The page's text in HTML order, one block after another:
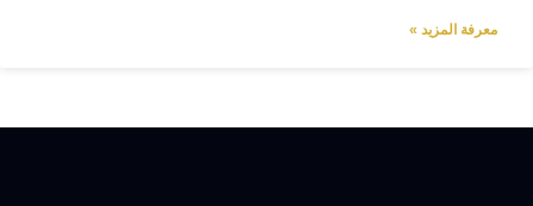
معرفة المزيد »